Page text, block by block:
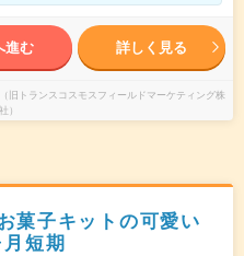
進む 詳しく見る
旧トランスコスモスフィールドマーケティング株
）
菓子キットの可愛い
短期